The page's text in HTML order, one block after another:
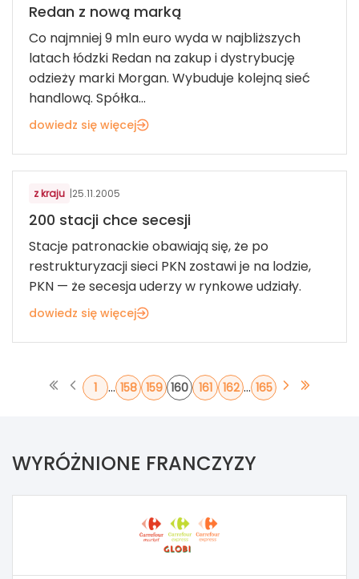
Redan z nową marką
Co najmniej 9 mln euro wyda w najbliższych
latach łódzki Redan na zakup i dystrybucję
odzieży marki Morgan. Wybuduje kolejną sieć
handlową. Spółka...
dowiedz się więcej
ART. MOTORYZACYJNE I ROLNICZE
z kraju |25.11.2005
200 stacji chce secesji
Stacje patronackie obawiają się, że po
restrukturyzacji sieci PKN zostawi je na lodzie,
PKN — że secesja uderzy w rynkowe udziały.
dowiedz się więcej
1 ... 158 159 160 161 162 ... 165
WYRÓŻNIONE FRANCZYZY